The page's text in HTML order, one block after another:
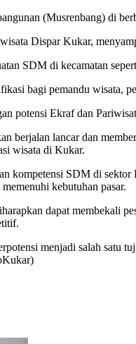
(Musrenbang) di
Dispar Kukar,
SDM di kecamatan
bagi pemandu wisata,
potensi Ekraf dan
berjalan lancar dan
wisata di Kukar.
kompetensi SDM di
kebutuhan pasar.
dapat membekali
menjadi salah satu